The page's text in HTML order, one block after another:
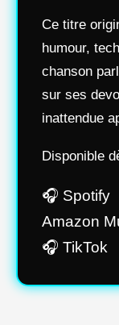
Ce titre
humour,
chanson
sur ses
inattendue
Disponible
🎧
Amazon
🎧 TikTok